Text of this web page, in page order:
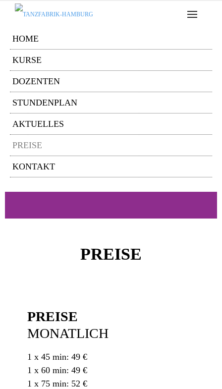
HOME
KURSE
DOZENTEN
STUNDENPLAN
AKTUELLES
PREISE
KONTAKT
PREISE
PREISE
MONATLICH
1 x 45 min: 49 €
1 x 60 min: 49 €
1 x 75 min: 52 €